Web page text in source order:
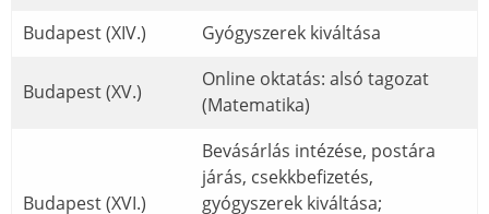
Budapest (XIV.)
Gyógyszerek kiváltása
Budapest (XV.)
Online oktatás: alsó tagozat
(Matematika)
Budapest (XVI.)
Bevásárlás intézése, postára
járás, csekkbefizetés,
gyógyszerek kiváltása;